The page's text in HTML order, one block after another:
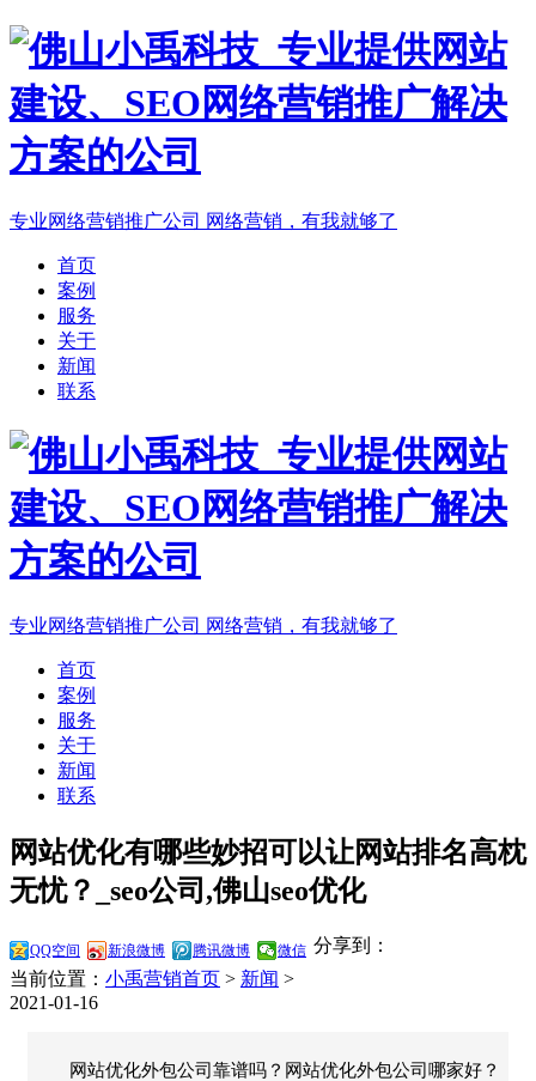
专业网络营销推广公司 网络营销，有我就够了
首页
案例
服务
关于
新闻
联系
专业网络营销推广公司 网络营销，有我就够了
首页
案例
服务
关于
新闻
联系
网站优化有哪些妙招可以让网站排名高枕
无忧？_seo公司,佛山seo优化
分享到：
QQ空间 新浪微博 腾讯微博 微信
当前位置： 小禹营销首页 > 新闻 >
2021-01-16
网站优化外包公司靠谱吗？网站优化外包公司哪家好？